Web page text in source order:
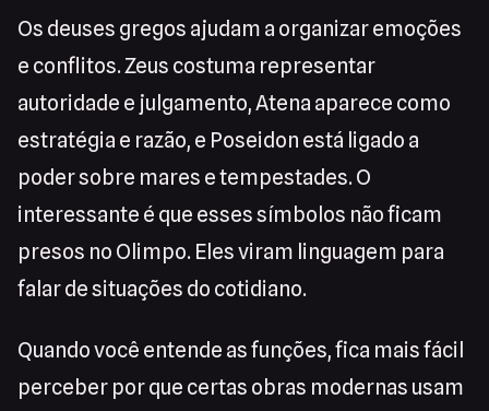
Os deuses gregos ajudam a organizar emoções
e conflitos. Zeus costuma representar
autoridade e julgamento, Atena aparece como
estratégia e razão, e Poseidon está ligado a
poder sobre mares e tempestades. O
interessante é que esses símbolos não ficam
presos no Olimpo. Eles viram linguagem para
falar de situações do cotidiano.
Quando você entende as funções, fica mais fácil
perceber por que certas obras modernas usam